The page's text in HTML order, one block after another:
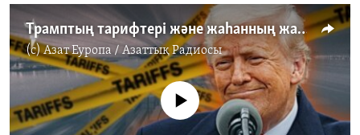
Трамптың тарифтері және жаһанның жауабы
(c)Азат Еуропа / Азаттық Радиосы
No media source currently available